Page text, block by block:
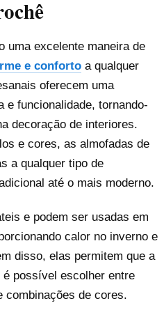
uma excelente maneira de
e conforto a qualquer
oferecem uma
e funcionalidade, tornando-
decoração de interiores.
e cores, as almofadas de
a qualquer tipo de
até o mais moderno.
e podem ser usadas em
calor no inverno e
disso, elas permitem que a
possível escolher entre
combinações de cores.